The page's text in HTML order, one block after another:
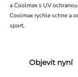
a Coolmax s UV
Coolmax rychle schne a
sport.
Objevit nyní